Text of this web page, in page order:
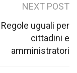
NEXT POST
Regole uguali per
cittadini e
amministratori